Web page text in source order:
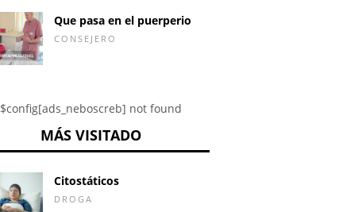
Que pasa en el puerperio
CONSEJERO
$config[ads_neboscreb] not found
MÁS VISITADO
Citostáticos
DROGA